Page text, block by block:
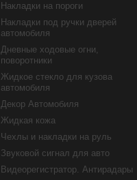
Накладки на пороги
Накладки под ручки дверей
автомобиля
Дневные ходовые огни,
поворотники
Жидкое стекло для кузова
автомобиля
Декор Автомобиля
Жидкая кожа
Чехлы и накладки на руль
Звуковой сигнал для авто
Видеорегистратор. Антирадары